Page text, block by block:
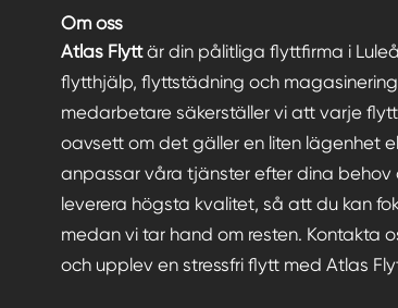
Om oss
Atlas Flyttär din pålitliga flyttfirma i
flytthjälp, flyttstädning och
medarbetare säkerställer vi att varje
oavsett om det gäller en liten lägenhet
anpassar våra tjänster efter dina
leverera högsta kvalitet, så att du kan
medan vi tar hand om resten. Kontakta
och upplev en stressfri flytt med Atlas